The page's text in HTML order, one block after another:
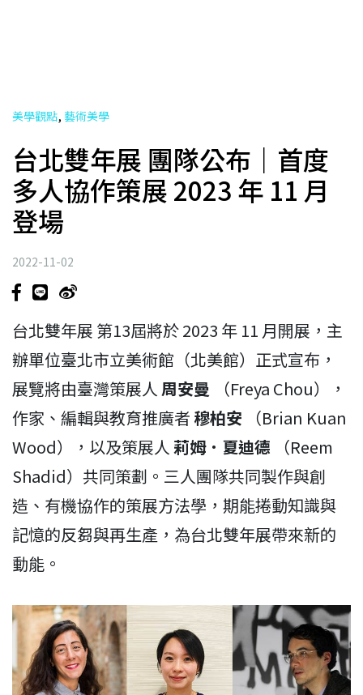
美學觀點, 藝術美學
台北雙年展 團隊公布｜首度
多人協作策展 2023 年 11 月
登場
2022-11-02
台北雙年展 第13屆將於 2023 年 11 月開展，主
辦單位臺北市立美術館（北美館）正式宣布，
展覽將由臺灣策展人周安曼
（Freya Chou），
作家、編輯與教育推廣者 穆柏安 （Brian Kuan
Wood），以及策展人莉姆．夏迪德 （Reem
Shadid）共同策劃。三人團隊共同製作與創
造、有機協作的策展方法學，期能捲動知識與
記憶的反芻與再生產，為台北雙年展帶來新的
動能。